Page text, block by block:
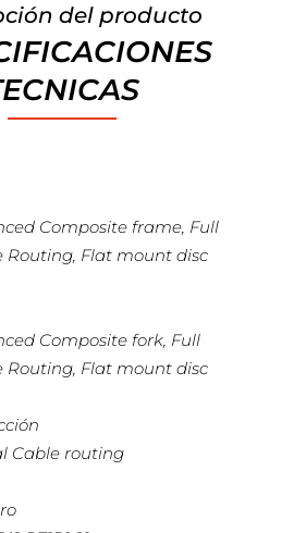
del producto
Composite frame, Full
Routing, Flat mount disc
Composite fork, Full
Routing, Flat mount disc
Cable routing